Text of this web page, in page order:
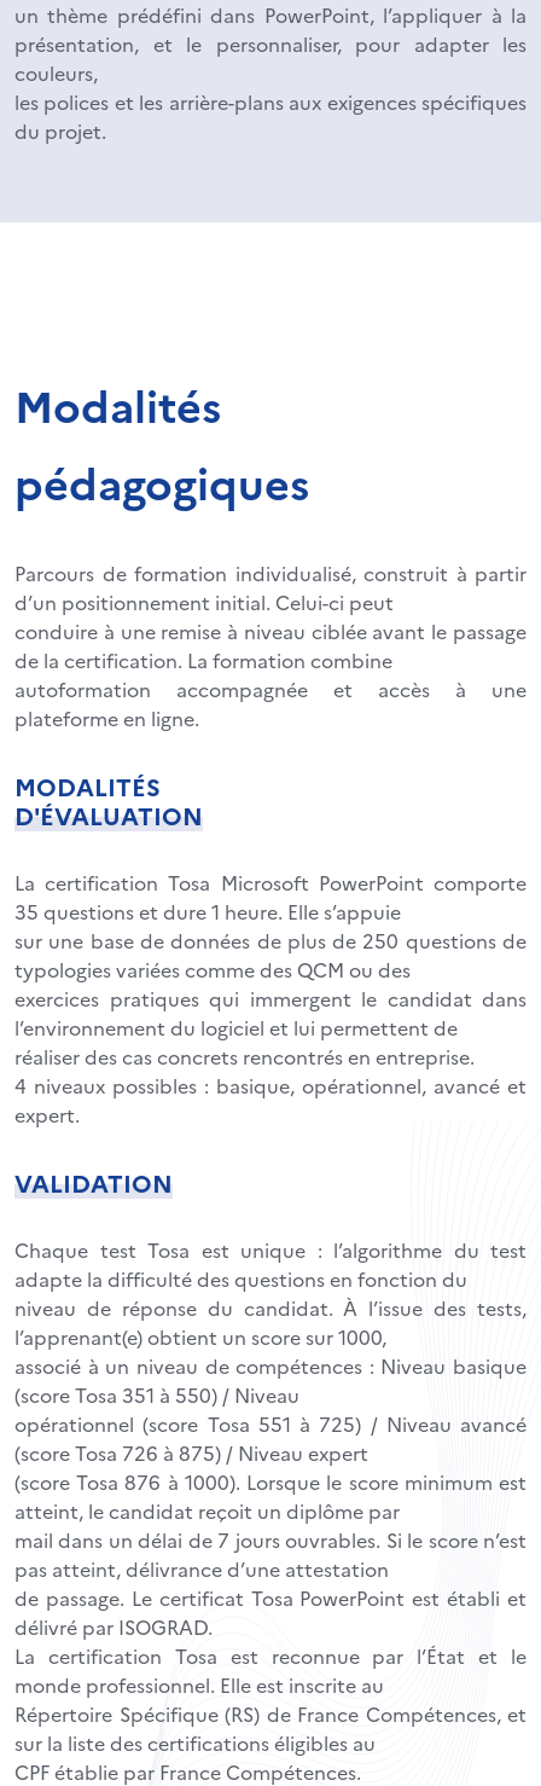
un thème prédéfini dans PowerPoint, l’appliquer à la
présentation, et le personnaliser, pour adapter les
couleurs,
les polices et les arrière-plans aux exigences spécifiques
du projet.
Modalités
pédagogiques
Parcours de formation individualisé, construit à partir
d’un positionnement initial. Celui-ci peut
conduire à une remise à niveau ciblée avant le passage
de la certification. La formation combine
autoformation accompagnée et accès à une
plateforme en ligne.
MODALITÉS
D'ÉVALUATION
La certification Tosa Microsoft PowerPoint comporte
35 questions et dure 1 heure. Elle s’appuie
sur une base de données de plus de 250 questions de
typologies variées comme des QCM ou des
exercices pratiques qui immergent le candidat dans
l’environnement du logiciel et lui permettent de
réaliser des cas concrets rencontrés en entreprise.
4 niveaux possibles : basique, opérationnel, avancé et
expert.
VALIDATION
Chaque test Tosa est unique : l’algorithme du test
adapte la difficulté des questions en fonction du
niveau de réponse du candidat. À l’issue des tests,
l’apprenant(e) obtient un score sur 1000,
associé à un niveau de compétences : Niveau basique
(score Tosa 351 à 550) / Niveau
opérationnel (score Tosa 551 à 725) / Niveau avancé
(score Tosa 726 à 875) / Niveau expert
(score Tosa 876 à 1000). Lorsque le score minimum est
atteint, le candidat reçoit un diplôme par
mail dans un délai de 7 jours ouvrables. Si le score n’est
pas atteint, délivrance d’une attestation
de passage. Le certificat Tosa PowerPoint est établi et
délivré par ISOGRAD.
La certification Tosa est reconnue par l’État et le
monde professionnel. Elle est inscrite au
Répertoire Spécifique (RS) de France Compétences, et
sur la liste des certifications éligibles au
CPF établie par France Compétences.